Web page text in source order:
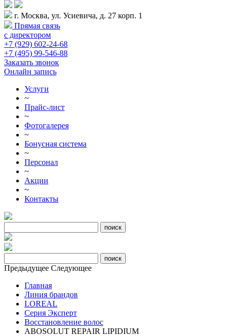
г. Москва, ул. Усиевича, д. 27 корп. 1
Прямая связь
с директором
+7 (929) 602-24-68
+7 (495) 99-546-88
Заказать звонок
Онлайн запись
Услуги
~
Прайс-лист
~
Фотогалерея
~
Бонусная система
~
Персонал
~
Акции
~
Контакты
Предыдущее Следующее
Главная
Линия брандов
LOREAL
Серия Эксперт
Восстановление волос
ABOSOLUT REPAIR LIPIDIUM